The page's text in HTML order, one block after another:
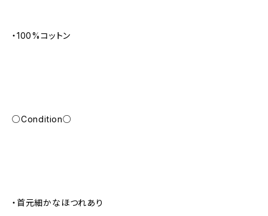
・100%コットン
○Condition○
・首元細かなほつれあり